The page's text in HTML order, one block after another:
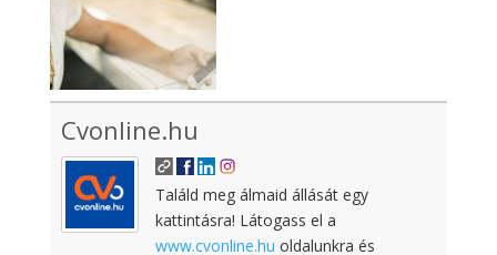
Cvonline.hu
Találd meg álmaid állását egy
kattintásra! Látogass el a
www.cvonline.hu oldalunkra és